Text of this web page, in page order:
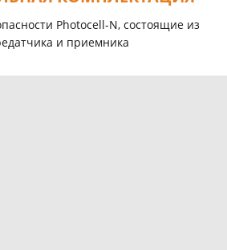
Photocell-N, состоящие из
и приемникa